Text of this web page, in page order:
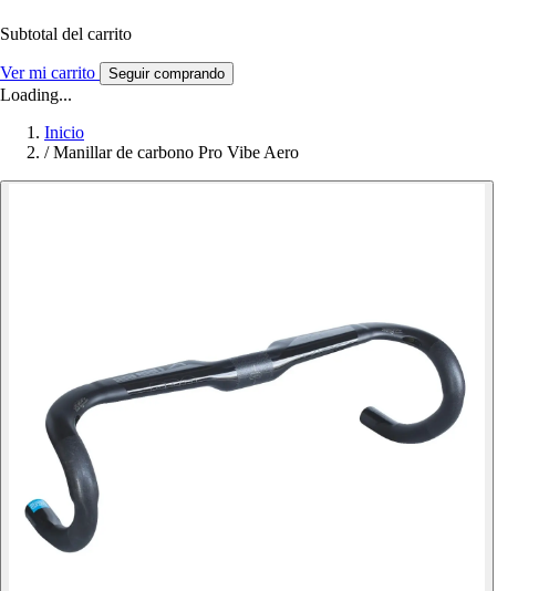
Subtotal del carrito
Ver mi carrito Seguir comprando
Loading...
Inicio
/ Manillar de carbono Pro Vibe Aero